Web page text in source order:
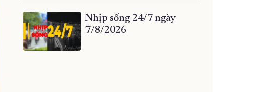
Nhịp sống 24/7 ngày
7/8/2026